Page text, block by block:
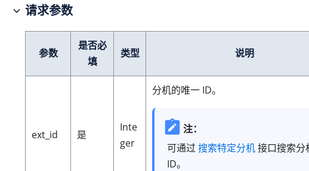
请求参数
参数
是否必
填
类型 说明
ext_id 是
Inte
ger
分机的唯一 ID。
注：
可通过 搜索特定分机接口搜索分
ID。